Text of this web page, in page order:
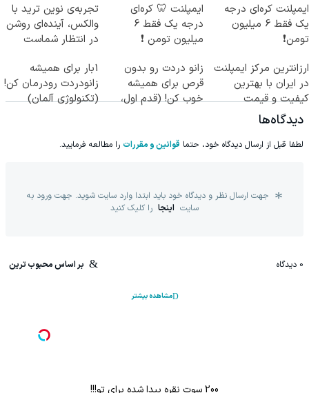
ایمپلنت کره‌ای درجه
یک فقط 6 میلیون
تومن❗
ایمپلنت 🦷 کره‌ای
درجه یک فقط 6
میلیون تومن ❗
تجربه‌ی نوین ترید با
والکس، آینده‌ای روشن
در انتظار شماست
ارزانترین مرکز ایمپلنت
در ایران با بهترین
کیفیت و قیمت
زانو دردت رو بدون
قرص برای همیشه
خوب کن! (قدم اول،
1بار برای همیشه
زانودردت رودرمان کن!
(تکنولوژی آلمان)
دیدگاه‌ها
لطفا قبل از ارسال دیدگاه خود، حتما قوانین و مقررات را مطالعه فرمایید.
جهت ارسال نظر و دیدگاه خود باید ابتدا وارد سایت شوید. جهت ورود به
سایت اینجا را کلیک کنید
0 دیدگاه بر اساس محبوب ترین
مشاهده بیشتر
200 سوت نقره پیدا شده برای تو!!!